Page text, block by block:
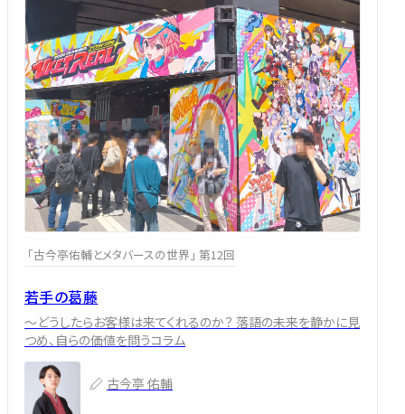
「古今亭佑輔とメタバースの世界」 第12回
若手の葛藤
～どうしたらお客様は来てくれるのか？ 落語の未来を静かに見
つめ、自らの価値を問うコラム
古今亭 佑輔